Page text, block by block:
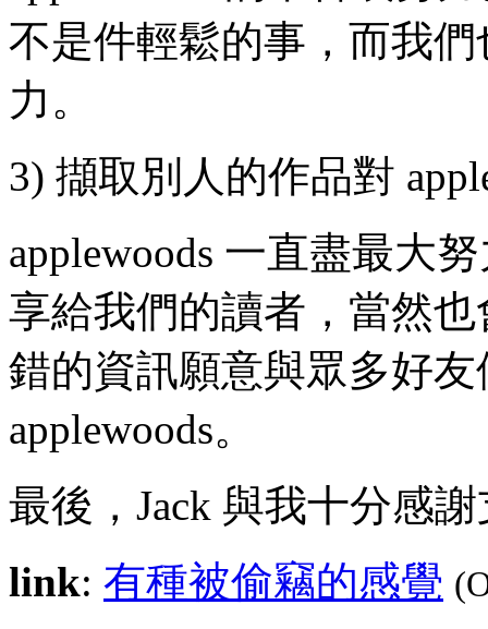
不是件輕鬆的事，而我
力。
3) 擷取別人的作品對
applewoods 一直盡最大
享給我們的讀者，當然
錯的資訊願意與眾多好
applewoods。
最後，Jack 與我十分感
link: 有種被偷竊的感覺